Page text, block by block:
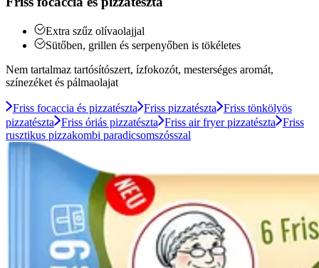
Extra szűz olívaolajjal
Sütőben, grillen és serpenyőben is tökéletes
Nem tartalmaz tartósítószert, ízfokozót, mesterséges aromát,
színezéket és pálmaolajat
Friss focaccia és pizzatészta Friss pizzatészta Friss tönkölyös
pizzatészta
Friss óriás pizzatészta Friss air fryer pizzatészta Friss
rusztikus pizzakombi paradicsomszósszal